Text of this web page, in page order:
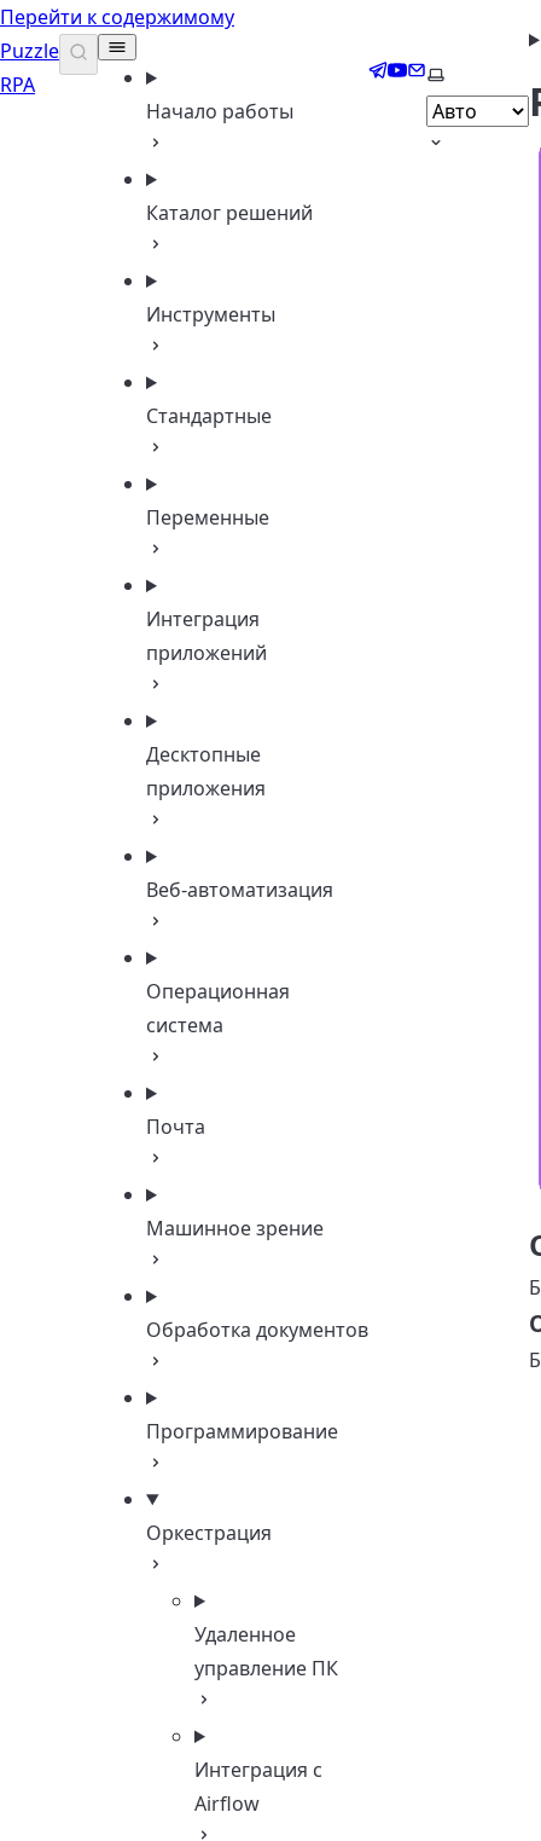
Перейти к содержимому
Puzzle
RPA
Начало работы
Каталог решений
Инструменты
Стандартные
Переменные
Интеграция
приложений
Десктопные
приложения
Веб-автоматизация
Операционная
система
Почта
Машинное зрение
Обработка документов
Программирование
Оркестрация
Удаленное
управление ПК
Интеграция с
Airflow
Telegram
YouTube
EmailВыберите